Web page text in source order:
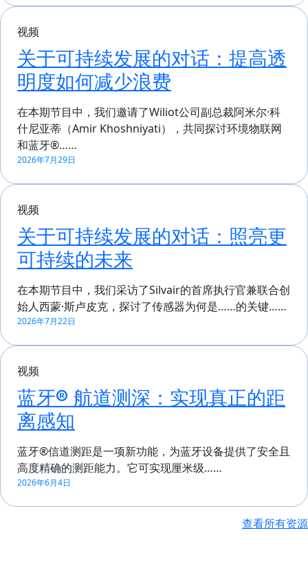
视频
关于可持续发展的对话：提高透
明度如何减少浪费
在本期节目中，我们邀请了Wiliot公司副总裁阿米尔·科
什尼亚蒂（Amir Khoshniyati），共同探讨环境物联网
和蓝牙®……
2026年7月29日
视频
关于可持续发展的对话：照亮更
可持续的未来
在本期节目中，我们采访了Silvair的首席执行官兼联合创
始人西蒙·斯卢皮克，探讨了传感器为何是……的关键……
2026年7月22日
视频
蓝牙® 航道测深：实现真正的距
离感知
蓝牙®信道测距是一项新功能，为蓝牙设备提供了安全且
高度精确的测距能力。它可实现厘米级……
2026年6月4日
查看所有资源